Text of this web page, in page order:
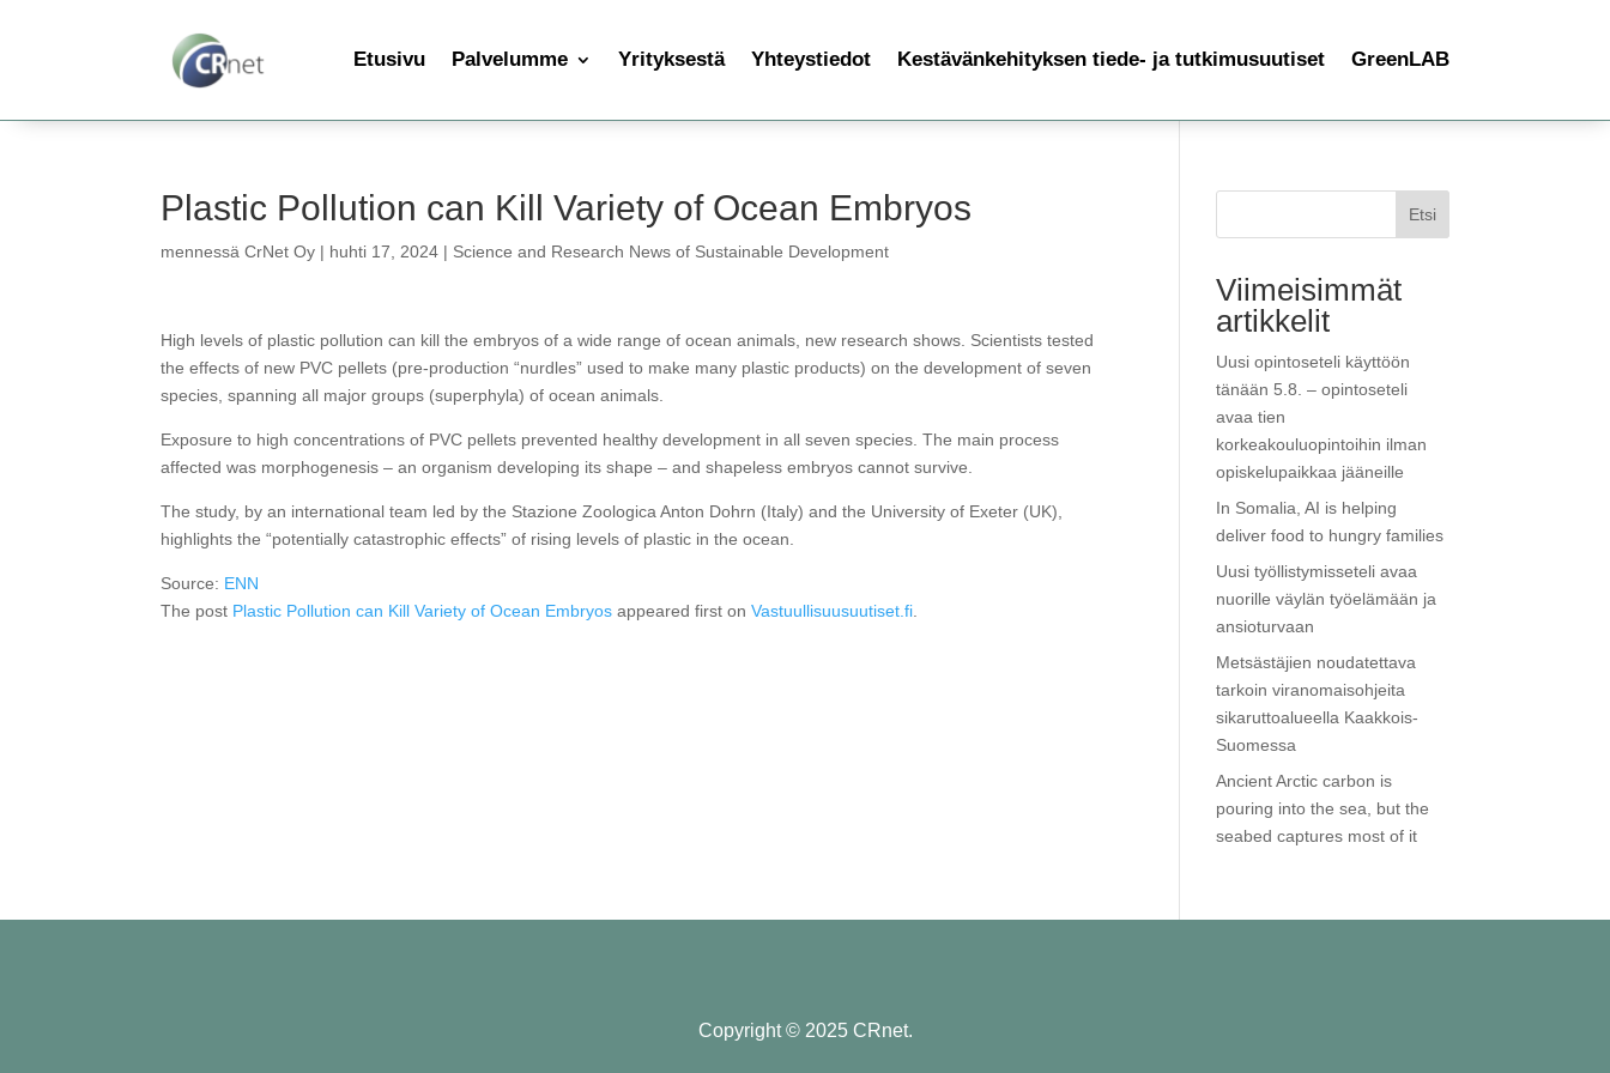
Etusivu Palvelumme Yrityksestä Yhteystiedot Kestävänkehityksen tiede- ja tutkimusuutiset GreenLAB
Plastic Pollution can Kill Variety of Ocean Embryos
mennessäCrNet Oy | huhti 17, 2024 | Science and Research News of Sustainable Development
High levels of plastic pollution can kill the embryos of a wide range of ocean animals, new research shows. Scientists tested
the effects of new PVC pellets (pre-production “nurdles” used to make many plastic products) on the development of seven
species, spanning all major groups (superphyla) of ocean animals.
Exposure to high concentrations of PVC pellets prevented healthy development in all seven species. The main process
affected was morphogenesis – an organism developing its shape – and shapeless embryos cannot survive.
The study, by an international team led by the Stazione Zoologica Anton Dohrn (Italy) and the University of Exeter (UK),
highlights the “potentially catastrophic effects” of rising levels of plastic in the ocean.
Source: ENN
The post Plastic Pollution can Kill Variety of Ocean Embryos appeared first onVastuullisuusuutiset.fi
Etsi
Viimeisimmät
artikkelit
Uusi opintoseteli käyttöön
tänään 5.8. – opintoseteli
avaa tien
korkeakouluopintoihin ilman
opiskelupaikkaa jääneille
In Somalia, AI is helping
deliver food to hungry families
Uusi työllistymisseteli avaa
nuorille väylän työelämään ja
ansioturvaan
Metsästäjien noudatettava
tarkoin viranomaisohjeita
sikaruttoalueella Kaakkois-
Suomessa
Ancient Arctic carbon is
pouring into the sea, but the
seabed captures most of it
Copyright © 2025 CRnet.